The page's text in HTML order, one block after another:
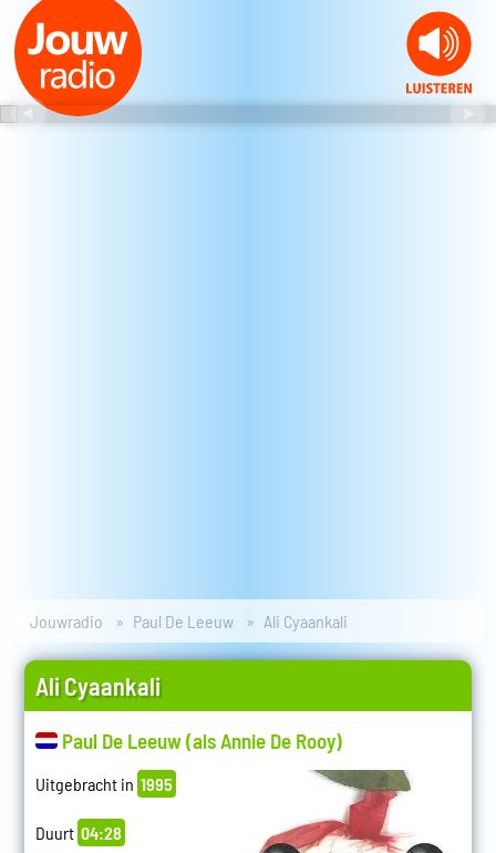
Jouwradio Paul De Leeuw Ali Cyaankali
Ali Cyaankali
Paul De Leeuw (als Annie De Rooy)
Uitgebracht in 1995
Duurt 04:28